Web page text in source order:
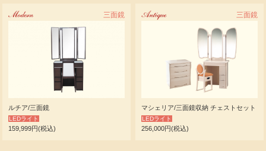
三面鏡
ルチア/三面鏡
LEDライト
159,999円(税込)
三面鏡
マシェリア/三面鏡収納 チェストセット
LEDライト
256,000円(税込)